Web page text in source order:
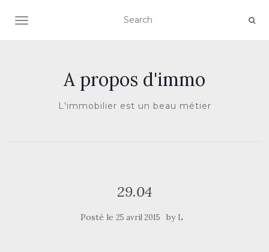
AFFICHER/MASQUER LA NAVIGATION
A propos d'immo
L'immobilier est un beau métier
29.04
Posté le 25 avril 2015 by L